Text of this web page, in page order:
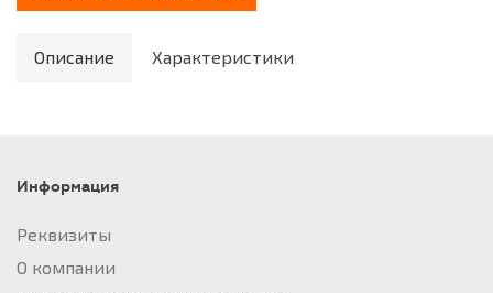
Описание Характеристики
Информация
Реквизиты
О компании